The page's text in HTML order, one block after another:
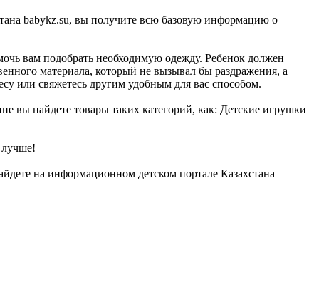
babykz.su, вы получите всю базовую информацию о
вам подобрать необходимую одежду. Ребенок должен
материала, который не вызывал бы раздражения, а
или свяжетесь другим удобным для вас способом.
вы найдете товары таких категорий, как: Детские игрушки
лучше!
на информационном детском портале Казахстана